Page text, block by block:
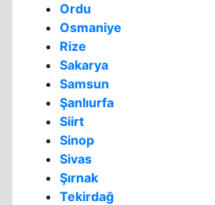
Ordu
Osmaniye
Rize
Sakarya
Samsun
Şanlıurfa
Siirt
Sinop
Sivas
Şırnak
Tekirdağ